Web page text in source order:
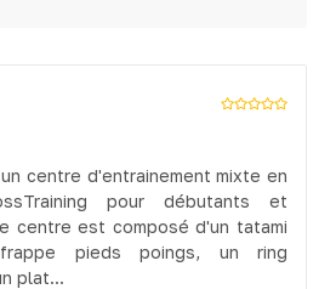
centre d'entrainement mixte en
pour débutants et
centre est composé d'un tatami
pieds poings, un ring
plat...